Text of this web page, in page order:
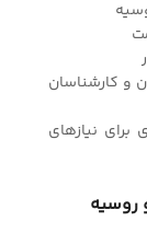
و کارشناسان
نیازهای
روسیه